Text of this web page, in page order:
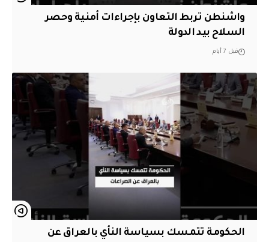
واشنطن تربط التعاون بإجراءات أمنية وحصر
السلاح بيد الدولة
قبل 7 أيام
الحكومة تتمسك بسياسة النأي بالعراق عن